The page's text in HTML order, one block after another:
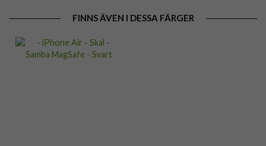
FINNS ÄVEN I DESSA FÄRGER